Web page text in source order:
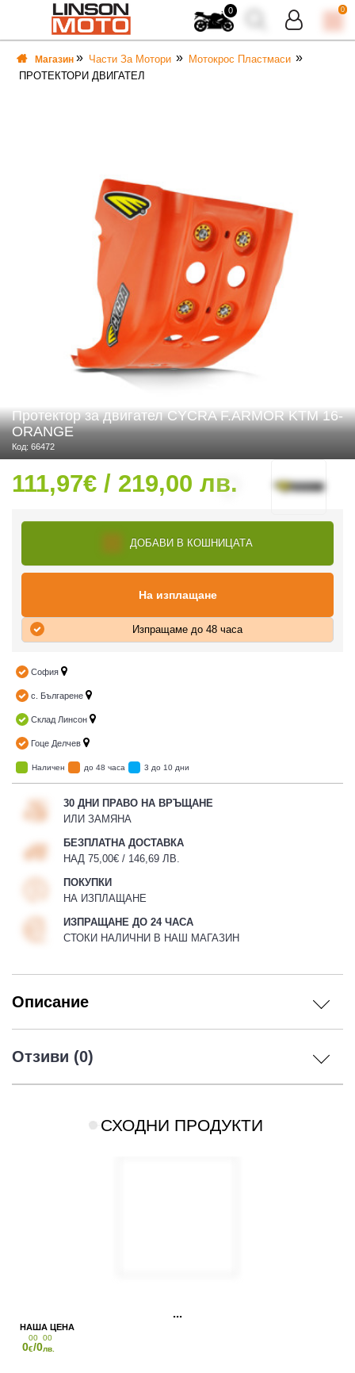
ЕКИПИРОВКА
0 0
Магазин Части За Мотори
Мотокрос Пластмаси
ПРОТЕКТОРИ ДВИГАТЕЛ
Протектор за двигател CYCRA F.ARMOR KTM 16-
ORANGE
Код: 66472
111,97€ / 219,00 лв.
ДОБАВИ В КОШНИЦАТА
На изплащане
Изпращаме до 48 часа
София
с. Българене
Склад Линсон
Гоце Делчев
Наличен до 48 часа 3 до 10 дни
30 ДНИ ПРАВО НА ВРЪЩАНЕ
ИЛИ ЗАМЯНА
БЕЗПЛАТНА ДОСТАВКА
НАД 75,00€ / 146,69 ЛВ.
ПОКУПКИ
НА ИЗПЛАЩАНЕ
ИЗПРАЩАНЕ ДО 24 ЧАСА
СТОКИ НАЛИЧНИ В НАШ МАГАЗИН
Описание
Отзиви (0)
СХОДНИ ПРОДУКТИ
0
00
€/0
00
лв.